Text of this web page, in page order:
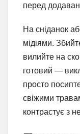
перед
На сніданок
мідіями.
вилийте на
готовий —
просто
свіжими
контрастує з